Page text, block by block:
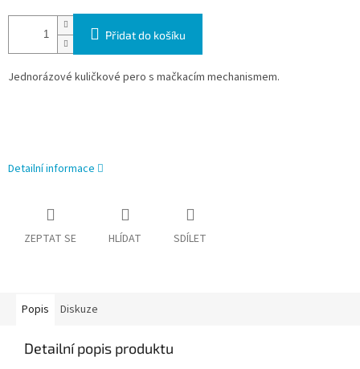
Přidat do košíku
Jednorázové kuličkové pero s mačkacím mechanismem.
Detailní informace
ZEPTAT SE HLÍDAT SDÍLET
Popis Diskuze
Detailní popis produktu